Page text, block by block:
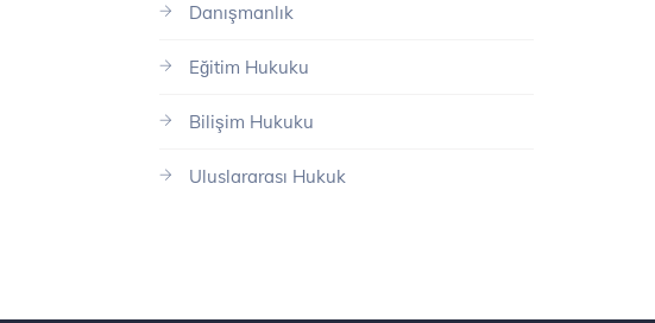
Danışmanlık
Eğitim Hukuku
Bilişim Hukuku
Uluslararası Hukuk